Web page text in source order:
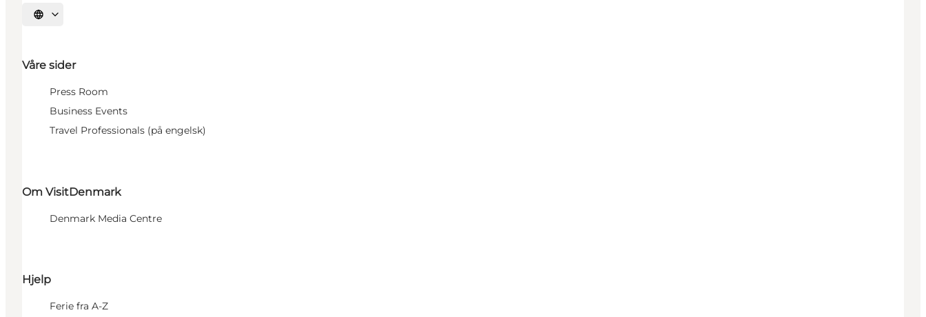
Velg språk
Våre sider
Press Room
Business Events
Travel Professionals (på engelsk)
Om VisitDenmark
Denmark Media Centre
Hjelp
Ferie fra A-Z